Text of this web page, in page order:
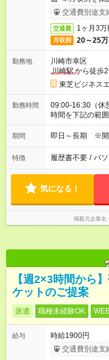
交通費別途支
交通費 1ヶ月3
月収例 20～25万
勤務地
川崎市幸区
川崎駅から徒歩
東芝ビジネス
勤務時間
09:00-16:30（休
時間を下記の範
間 16:30～
期間 即日～長期 ※開
特徴 履歴書不要 / パ
気になる！
掲載元企業名
【週2×3時間から
ケットのご提案
派遣 職種未経験OK
給与
時給1900円
交通費別途支